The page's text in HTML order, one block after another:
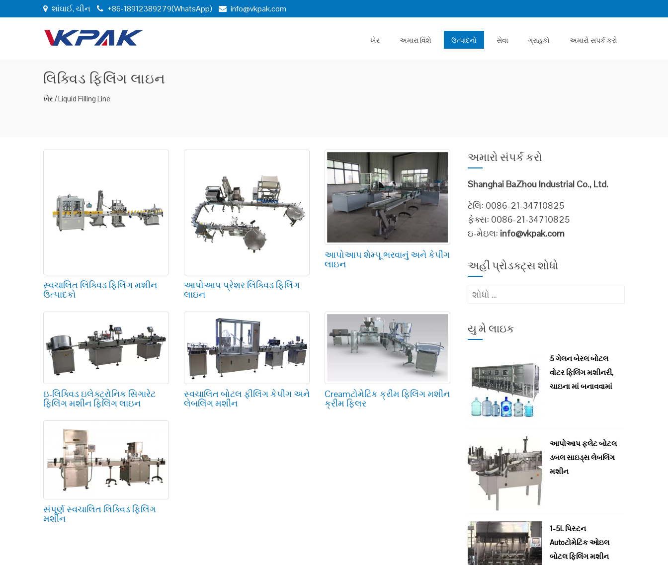
શાંઘાઈ, ચીન +86-18912389279(WhatsApp) info@vkpak.com
ખેર અમારા વિશે ઉત્પાદનો સેવા ગ્રાહકો અમારો સંપર્ક કરો
લિક્વિડ ફિલિંગ લાઇન
ખેર /Liquid Filling Line
સ્વચાલિત લિક્વિડ ફિલિંગ મશીન
ઉત્પાદકો
આપોઆપ પ્રેશર લિક્વિડ ફિલિંગ
લાઇન
આપોઆપ શેમ્પૂ ભરવાનું અને કેપીંગ
લાઇન
ઇ-લિક્વિડ ઇલેક્ટ્રોનિક સિગારેટ
ફિલિંગ મશીન ફિલિંગ લાઇન
સ્વચાલિત બોટલ ફીલિંગ કેપીંગ અને
લેબલિંગ મશીન
Creamટોમેટિક ક્રીમ ફિલિંગ મશીન
ક્રીમ ફિલર
સંપૂર્ણ સ્વચાલિત લિક્વિડ ફિલિંગ
મશીન
અમારો સંપર્ક કરો
Shanghai BaZhou Industrial Co., Ltd.
ટેલિ: 0086-21-34710825
ફેક્સ: 0086-21-34710825
ઇ-મેઇલ: info@vkpak.com
અહીં પ્રોડક્ટ્સ શોધો
માટે
યુ મે લાઇક
5 ગેલન બેરલ બોટલ
વોટર ફિલિંગ મશીનરી,
ચાઇના માં બનાવવામાં
આપોઆપ ફ્લેટ બોટલ
ડબલ સાઇડ્સ લેબલિંગ
મશીન
1-5L પિસ્ટન
Autoટોમેટિક ઓઇલ
બોટલ ફિલિંગ મશીન